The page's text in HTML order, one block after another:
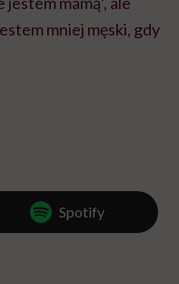
mniej męski, gdy
Spotify